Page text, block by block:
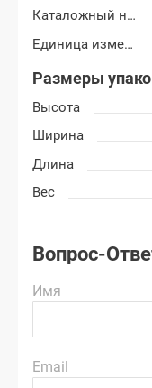
Каталожный номер
Единица измерения
Размеры
Высота
Ширина
Длина
Вес
Вопрос-
Имя
Email